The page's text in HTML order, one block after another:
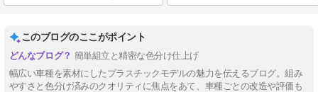
このブログのここがポイント
簡単組立と精密な色分け仕上げ
幅広い車種を素材にしたプラスチックモデルの魅力を伝えるブログ。組み
やすさと色分け済みのクオリティに焦点をあて、車種ごとの改造や評価も